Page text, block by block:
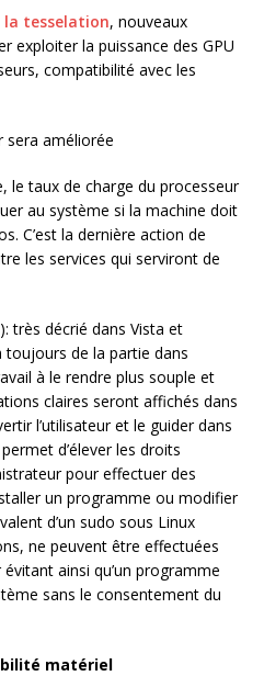
la tesselation, nouveaux
exploiter la puissance des GPU
compatibilité avec les
sera améliorée
le taux de charge du processeur
au système si la machine doit
C’est la dernière action de
les services qui serviront de
très décrié dans Vista et
toujours de la partie dans
à le rendre plus souple et
claires seront affichés dans
l’utilisateur et le guider dans
d’élever les droits
pour effectuer des
un programme ou modifier
d’un sudo sous Linux
ne peuvent être effectuées
ainsi qu’un programme
sans le consentement du
matériel